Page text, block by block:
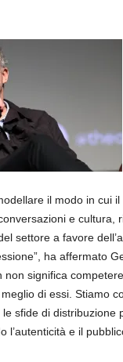
il modo in cui
e cultura,
settore a favore
ha affermato
non significa
di essi. Stiamo
sfide di distribuzione
l’autenticità e il